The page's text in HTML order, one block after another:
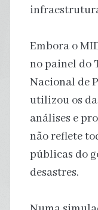
Embora o
no painel do
Nacional de
utilizou os
análises e
não reflete
públicas do
desastres.